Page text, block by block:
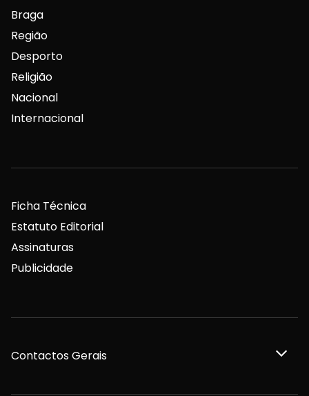
Braga
Região
Desporto
Religião
Nacional
Internacional
Ficha Técnica
Estatuto Editorial
Assinaturas
Publicidade
Contactos Gerais